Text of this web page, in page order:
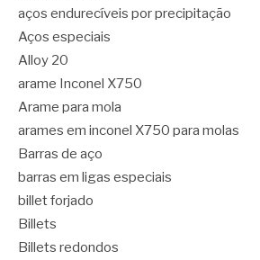
aços endurecíveis por precipitação
Aços especiais
Alloy 20
arame Inconel X750
Arame para mola
arames em inconel X750 para molas
Barras de aço
barras em ligas especiais
billet forjado
Billets
Billets redondos